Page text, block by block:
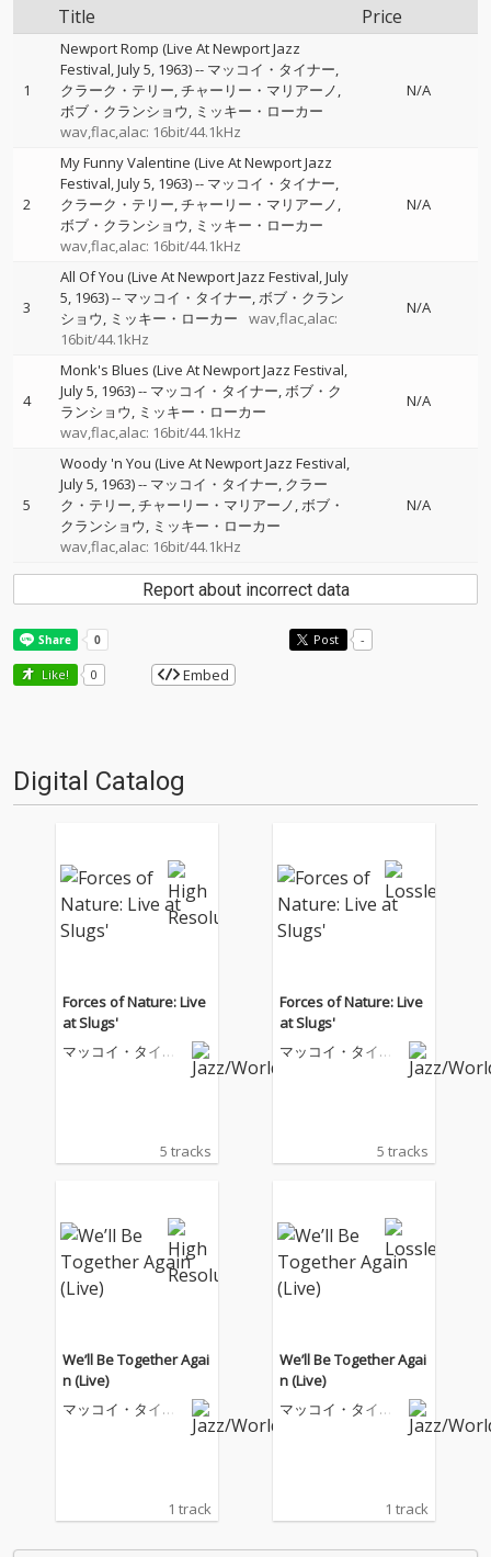
Title Price
1
Newport Romp (Live At Newport Jazz
Festival, July 5, 1963)-- マッコイ・タイナー
クラーク・テリー チャーリー・マリアーノ
ボブ・クランショウ
ミッキー・ローカー
wav,flac,alac: 16bit/44.1kHz
N/A
2
My Funny Valentine (Live At Newport Jazz
Festival, July 5, 1963)-- マッコイ・タイナー
クラーク・テリー チャーリー・マリアーノ
ボブ・クランショウ
ミッキー・ローカー
wav,flac,alac: 16bit/44.1kHz
N/A
3
All Of You (Live At Newport Jazz Festival, July
5, 1963)-- マッコイ・タイナー ボブ・クラン
ショウ
ミッキー・ローカー
wav,flac,alac:
16bit/44.1kHz
N/A
4
Monk's Blues (Live At Newport Jazz Festival,
July 5, 1963)-- マッコイ・タイナー ボブ・ク
ランショウ
ミッキー・ローカー
wav,flac,alac: 16bit/44.1kHz
N/A
5
Woody 'n You (Live At Newport Jazz Festival,
July 5, 1963)-- マッコイ・タイナー クラー
ク・テリー チャーリー・マリアーノ ボブ・
クランショウ
ミッキー・ローカー
wav,flac,alac: 16bit/44.1kHz
N/A
Report about incorrect data
Post -
Like! 0 Embed
Digital Catalog
Forces of Nature: Live
at Slugs'
マッコイ・タイナ
5 tracks
Forces of Nature: Live
at Slugs'
マッコイ・タイナ
5 tracks
We’ll Be Together Agai
n (Live)
マッコイ・タイナ
1 track
We’ll Be Together Agai
n (Live)
マッコイ・タイナ
1 track